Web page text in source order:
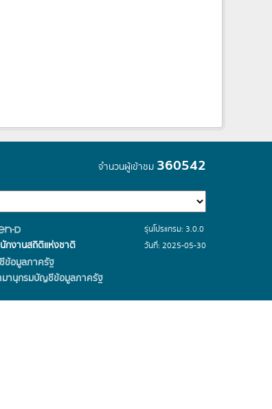
จำนวนผู้เข้าชม 360542
กงานสถิติแห่งชาติ
ข้อมูลภาครัฐ
มานุกรมบัญชีข้อมูลภาครัฐ
รุ่นโปรแกรม: 3.0.0
วันที่: 2025-05-30